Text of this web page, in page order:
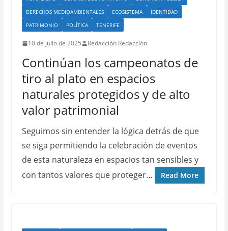
DERECHOS MEDIOAMBIENTALES
ECOSISTEMA
IDENTIDAD
PATRIMONIO
POLÍTICA TENERIFE
10 de julio de 2025 Redacción Redacción
Continúan los campeonatos de
tiro al plato en espacios
naturales protegidos y de alto
valor patrimonial
Seguimos sin entender la lógica detrás de que
se siga permitiendo la celebración de eventos
de esta naturaleza en espacios tan sensibles y
con tantos valores que proteger…
Read More